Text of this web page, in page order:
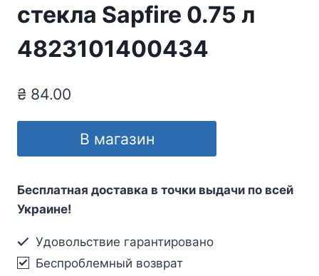
стекла Sapfire 0.75 л
4823101400434
₴ 84.00
В магазин
Бесплатная доставка в точки выдачи по всей
Украине!
Удовольствие гарантировано
Беспроблемный возврат